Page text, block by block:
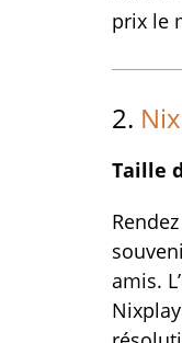
prix le
2.
Taille
amis.